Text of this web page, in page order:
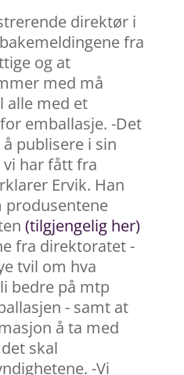
direktør i
fra
og at
med må
alle med et
emballasje. -Det
publisere i sin
har fått fra
Ervik. Han
produsentene
(tilgjengelig her)
fra direktoratet -
tvil om hva
bedre på mtp
- samt at
å ta med
skal
-Vi